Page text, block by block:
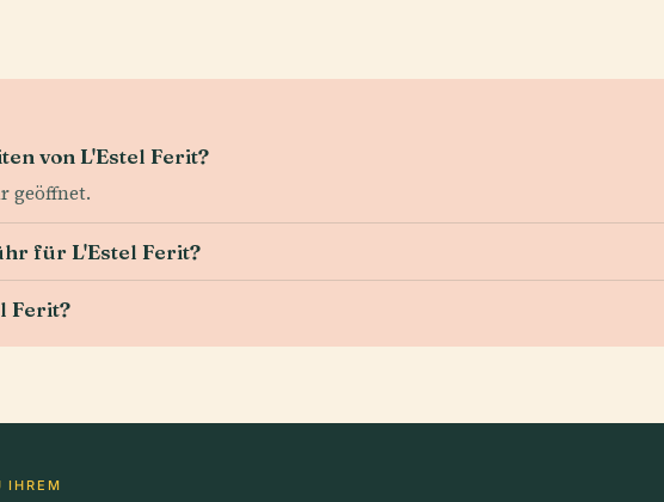
von L'Estel Ferit?
geöffnet.
für L'Estel Ferit?
Ferit?
IHREM